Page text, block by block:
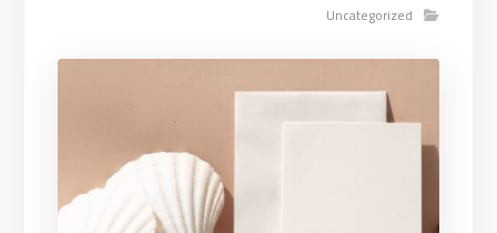
Uncategorized